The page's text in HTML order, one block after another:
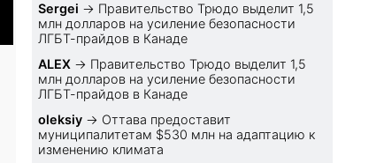
Sеrgei → Правительство Трюдо выделит 1,5
млн долларов на усиление безопасности
ЛГБТ-прайдов в Канаде
ALEX → Правительство Трюдо выделит 1,5
млн долларов на усиление безопасности
ЛГБТ-прайдов в Канаде
oleksiy → Оттава предоставит
муниципалитетам $530 млн на адаптацию к
изменению климата